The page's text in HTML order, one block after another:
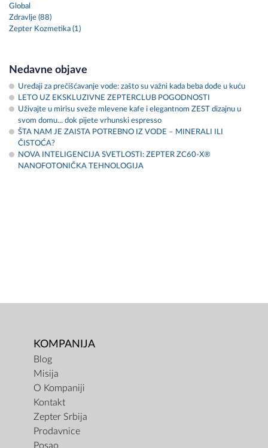
Global
Zdravlje (88)
Zepter Kozmetika (1)
Nedavne objave
Uređaji za prečišćavanje vode: zašto su važni kada beba dođe u kuću
LETO UZ EKSKLUZIVNE ZEPTERCLUB POGODNOSTI
Uživajte u mirisu sveže mlevene kafe i elegantnom ZEST dizajnu u
svom domu... dok pijete vrhunski espresso
ŠTA NAM JE ZAISTA POTREBNO IZ VODE – MINERALI ILI
ČISTOĆA?
NOVA INTELIGENCIJA SVETLOSTI: ZEPTER ZC60-X®
NANOFOTONIČKA TEHNOLOGIJA
KOMPANIJA
Blog
Misija
O Kompaniji
Kontakt
Zepter Srbija
Prodavnice
Posao